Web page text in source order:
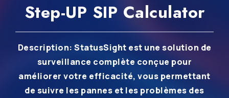
Step-UP SIP Calculator
Description: StatusSight est une solution de
surveillance complète conçue pour
améliorer votre efficacité, vous permettant
de suivre les pannes et les problèmes des